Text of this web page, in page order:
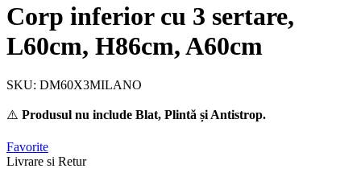
Corp inferior cu 3 sertare,
L60cm, H86cm, A60cm
SKU: DM60X3MILANO
⚠️ Produsul nu include Blat, Plintă și Antistrop.
Favorite
Livrare si Retur